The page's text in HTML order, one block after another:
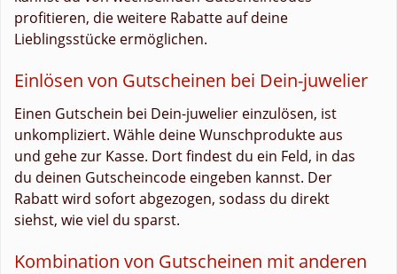
profitieren, die weitere Rabatte auf deine
Lieblingsstücke ermöglichen.
Einlösen von Gutscheinen bei Dein-juwelier
Einen Gutschein bei Dein-juwelier einzulösen, ist
unkompliziert. Wähle deine Wunschprodukte aus
und gehe zur Kasse. Dort findest du ein Feld, in das
du deinen Gutscheincode eingeben kannst. Der
Rabatt wird sofort abgezogen, sodass du direkt
siehst, wie viel du sparst.
Kombination von Gutscheinen mit anderen